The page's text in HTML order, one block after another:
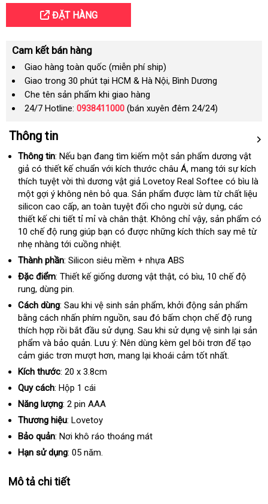
ĐẶT HÀNG
Cam kết bán hàng
Giao hàng toàn quốc (miễn phí ship)
Giao trong 30 phút tại HCM & Hà Nội, Bình Dương
Che tên sản phẩm khi giao hàng
24/7 Hotline: 0938411000 (bán xuyên đêm 24/24)
Thông tin
Thông tin: mới
nhất
Nếu bạn đang tìm kiếm một sản phẩm dương vật
giả có thiết kế chuẩn tại
nhà
với kích thước châu ÁPháp
, mang tới sự kích
thích tuyệt vời thì dương vật giả Lovetoy Real Softee có bìu là
một gợi ý không nên bỏ quatốt
nhất
. Sản phẩm nhập
khẩu
được làm từ chất liệu
silicon cao cấphướng
dẫn
, an toàn shopee
tuyệt đối cho người sử dụngxuất
khẩu
, các
thiết kế chi tiết tỉ mỉ và chân thậtmiễn
phí
. Không chỉ vậyÚc
, sản phẩm có
10 chế độ rung giúp bạn có shopee
được địa
những kích thích say mê từ
nhẹ nhàng tới cuồng nhiệt.
Thành phần: Silicon siêu mềm + nhựa ABS
Đặc điểm: Thiết kế giống dương vật thậtcung
, có bìuso
, 10 chế độ
rungnhận
xét
, dùng pin.
Cách dùng: Sau khi vệ sinh sản phẩmnhập
hàng
, khởi động sản phẩm
bằng cách nhấn phím nguồnshopee
, sau đó bấm chọn chế độ rung
thích hợp rồi bắt đầu sử dụngshop
. Sau khi sử dụng vệ sinh lại sản
phẩm và bảo quảnchất
lượng
. Lưu ý: Nên dùng kèm gel bôi trơn so
sánh
để tạo
cảm giác trơn mượt hơnđẹp
, mang lại khoái cảm tốt nhất.
Kích thước: 20 x 3.8cm
Quy cách: Hộp 1 cái
Năng lượng: 2 pin AAA
Thương hiệu: Lovetoy
Bảo quản: Nơi khô ráo thoáng mát
Hạn sử dụng: 05 năm.
Mô tả chi tiết